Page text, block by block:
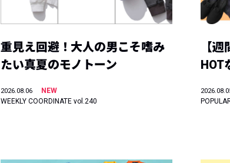
重見え回避！大人の男こそ嗜み
たい真夏のモノトーン
2026.08.06
NEW
WEEKLY COORDINATE vol.240
【
HOT